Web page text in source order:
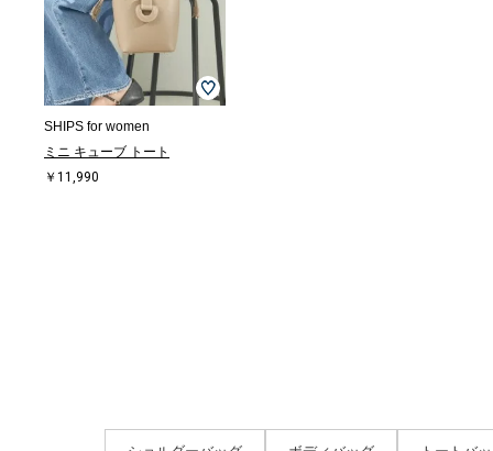
SHIPS for women
ミニ キューブ トート
￥11,990